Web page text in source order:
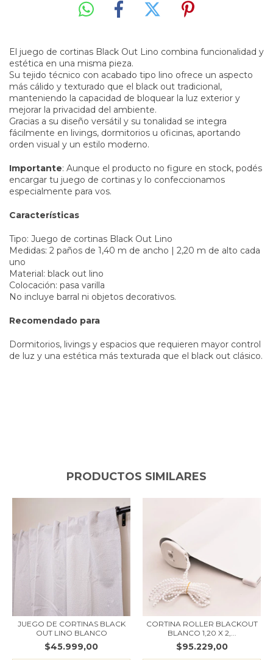
El juego de cortinas Black Out Lino combina funcionalidad y
estética en una misma pieza.
Su tejido técnico con acabado tipo lino ofrece un aspecto
más cálido y texturado que el black out tradicional,
manteniendo la capacidad de bloquear la luz exterior y
mejorar la privacidad del ambiente.
Gracias a su diseño versátil y su tonalidad se integra
fácilmente en livings, dormitorios u oficinas, aportando
orden visual y un estilo moderno.
Importante: Aunque el producto no figure en stock, podés
encargar tu juego de cortinas y lo confeccionamos
especialmente para vos.
Características
Tipo: Juego de cortinas Black Out Lino
Medidas: 2 paños de 1,40 m de ancho | 2,20 m de alto cada
uno
Material: black out lino
Colocación: pasa varilla
No incluye barral ni objetos decorativos.
Recomendado para
Dormitorios, livings y espacios que requieren mayor control
de luz y una estética más texturada que el black out clásico.
PRODUCTOS SIMILARES
JUEGO DE CORTINAS BLACK
OUT LINO BLANCO
$45.999,00
CORTINA ROLLER BLACKOUT
BLANCO 1,20 X 2,...
$95.229,00